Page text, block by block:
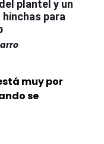
plantel y un
para
muy por
se